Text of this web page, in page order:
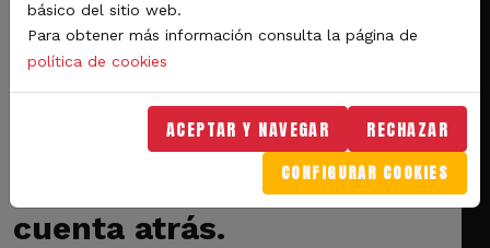
Máxima difusión para la
primera prueba del
Campeonato Mundial de
WorldSBK en MotorLand
Aragón. Comienza la
cuenta atrás.
básico del sitio web.
Para obtener más información consulta la página de
política de cookies
ACEPTAR Y NAVEGAR RECHAZAR
CONFIGURAR COOKIES